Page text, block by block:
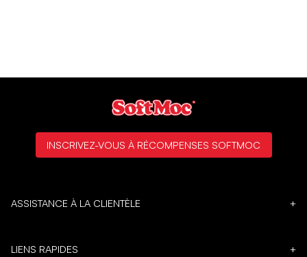
ASSISTANCE À LA CLIENTÈLE +
LIENS RAPIDES +
INSCRIVEZ-VOUS À RÉCOMPENSES SOFTMOC